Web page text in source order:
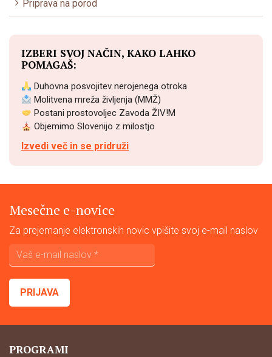
Priprava na porod
IZBERI SVOJ NAČIN, KAKO LAHKO
POMAGAŠ:
Duhovna posvojitev nerojenega otroka
Molitvena mreža življenja (MMŽ)
Postani prostovoljec Zavoda ŽIV!M
Objemimo Slovenijo z milostjo
Izvedi več in se pridruži
Mesečne e-novice
Za prejemanje elektronskih novic vpišite svoj e-mail naslov
PROGRAMI